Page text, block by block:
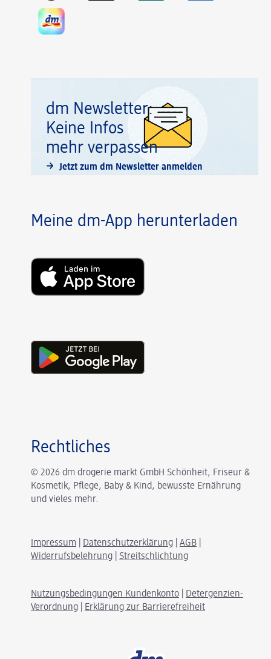
dm Newsletter:
Keine Infos
mehr verpassen
Jetzt zum dm Newsletter anmelden
Meine dm-App herunterladen
Rechtliches
© 2026 dm drogerie markt GmbH Schönheit, Friseur &
Kosmetik, Pflege, Baby & Kind, bewusste Ernährung
und vieles mehr.
Impressum Datenschutzerklärung AGB
Widerrufsbelehrung
Streitschlichtung
Nutzungsbedingungen Kundenkonto
Detergenzien-
Verordnung
Erklärung zur Barrierefreiheit